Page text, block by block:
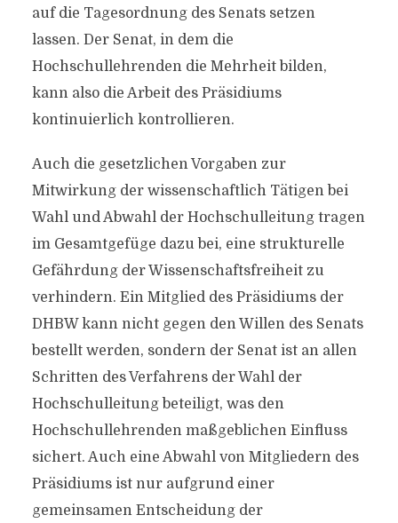
auf die Tagesordnung des Senats setzen
lassen. Der Senat, in dem die
Hochschullehrenden die Mehrheit bilden,
kann also die Arbeit des Präsidiums
kontinuierlich kontrollieren.
Auch die gesetzlichen Vorgaben zur
Mitwirkung der wissenschaftlich Tätigen bei
Wahl und Abwahl der Hochschulleitung tragen
im Gesamtgefüge dazu bei, eine strukturelle
Gefährdung der Wissenschaftsfreiheit zu
verhindern. Ein Mitglied des Präsidiums der
DHBW kann nicht gegen den Willen des Senats
bestellt werden, sondern der Senat ist an allen
Schritten des Verfahrens der Wahl der
Hochschulleitung beteiligt, was den
Hochschullehrenden maßgeblichen Einfluss
sichert. Auch eine Abwahl von Mitgliedern des
Präsidiums ist nur aufgrund einer
gemeinsamen Entscheidung der